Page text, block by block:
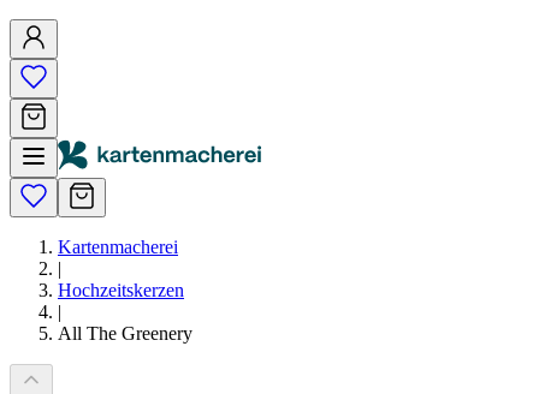
Kartenmacherei
|
Hochzeitskerzen
|
All The Greenery